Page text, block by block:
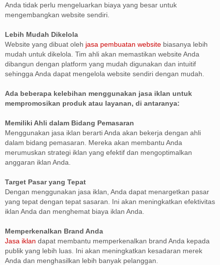
Anda tidak perlu mengeluarkan biaya yang besar untuk
mengembangkan website sendiri.
Lebih Mudah Dikelola
Website yang dibuat oleh jasa pembuatan website biasanya lebih
mudah untuk dikelola. Tim ahli akan memastikan website Anda
dibangun dengan platform yang mudah digunakan dan intuitif
sehingga Anda dapat mengelola website sendiri dengan mudah.
Ada beberapa kelebihan menggunakan jasa iklan untuk
mempromosikan produk atau layanan, di antaranya:
Memiliki Ahli dalam Bidang Pemasaran
Menggunakan jasa iklan berarti Anda akan bekerja dengan ahli
dalam bidang pemasaran. Mereka akan membantu Anda
merumuskan strategi iklan yang efektif dan mengoptimalkan
anggaran iklan Anda.
Target Pasar yang Tepat
Dengan menggunakan jasa iklan, Anda dapat menargetkan pasar
yang tepat dengan tepat sasaran. Ini akan meningkatkan efektivitas
iklan Anda dan menghemat biaya iklan Anda.
Memperkenalkan Brand Anda
Jasa iklan dapat membantu memperkenalkan brand Anda kepada
publik yang lebih luas. Ini akan meningkatkan kesadaran merek
Anda dan menghasilkan lebih banyak pelanggan.